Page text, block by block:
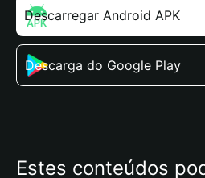
Descarregar Android APK
Descarga do Google Play
Estes conteúdos